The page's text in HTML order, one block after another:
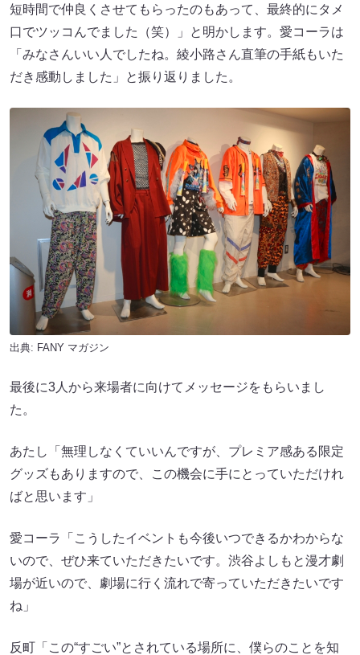
短時間で仲良くさせてもらったのもあって、最終的にタメ
口でツッコんでました（笑）」と明かします。愛コーラは
「みなさんいい人でしたね。綾小路さん直筆の手紙もいた
だき感動しました」と振り返りました。
出典: FANY マガジン
最後に3人から来場者に向けてメッセージをもらいまし
た。
あたし「無理しなくていいんですが、プレミア感ある限定
グッズもありますので、この機会に手にとっていただけれ
ばと思います」
愛コーラ「こうしたイベントも今後いつできるかわからな
いので、ぜひ来ていただきたいです。渋谷よしもと漫才劇
場が近いので、劇場に行く流れで寄っていただきたいです
ね」
反町「この“すごい”とされている場所に、僕らのことを知